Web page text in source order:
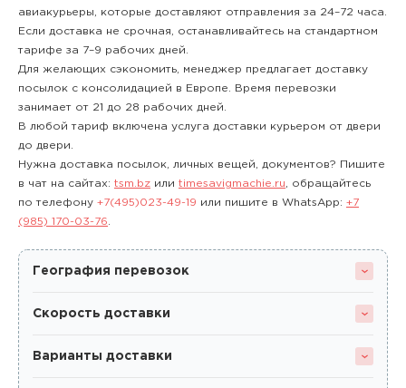
авиакурьеры, которые доставляют отправления за 24–72 часа.
Если доставка не срочная, останавливайтесь на стандартном
тарифе за 7–9 рабочих дней.
Для желающих сэкономить, менеджер предлагает доставку
посылок с консолидацией в Европе. Время перевозки
занимает от 21 до 28 рабочих дней.
В любой тариф включена услуга доставки курьером от двери
до двери.
Нужна доставка посылок, личных вещей, документов? Пишите
в чат на сайтах: tsm.bz или timesavigmachie.ru , обращайтесь
по телефону +7(495)023-49-19 или пишите в WhatsApp: +7
(985) 170-03-76
География перевозок
Скорость доставки
Варианты доставки